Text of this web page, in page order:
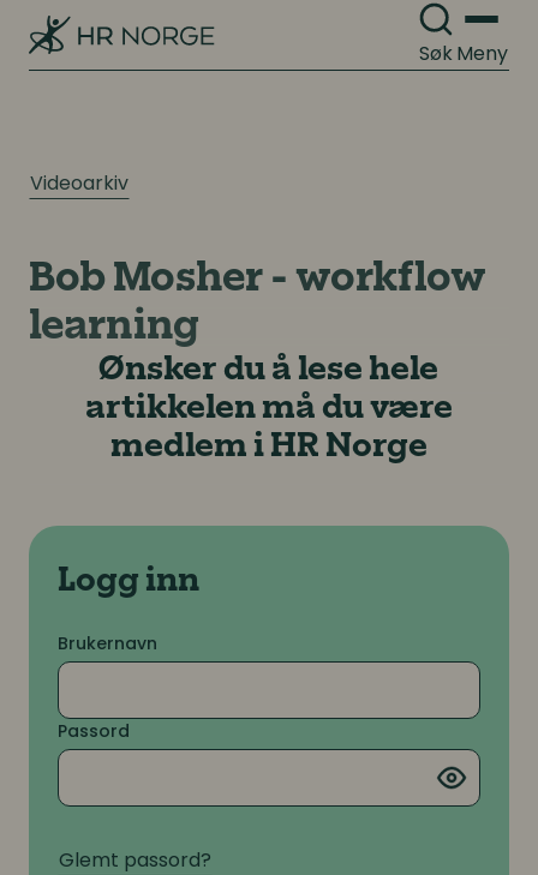
SøkMeny
Videoarkiv
Bob Mosher - workflow
learning
Ønsker du å lese hele
artikkelen må du være
medlem i HR Norge
Logg inn
Brukernavn
Passord
Glemt passord?